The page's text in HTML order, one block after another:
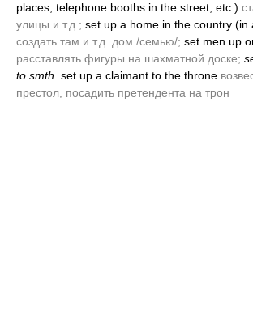
places, telephone booths in the street, etc.)
улицы и т.д.; set up a home in the country (in
создать там и т.д. дом /семью/; set men up
расставлять фигуры на шахматной доске;
to smth. set up a claimant to the throne
престол, посадить претендента на трон